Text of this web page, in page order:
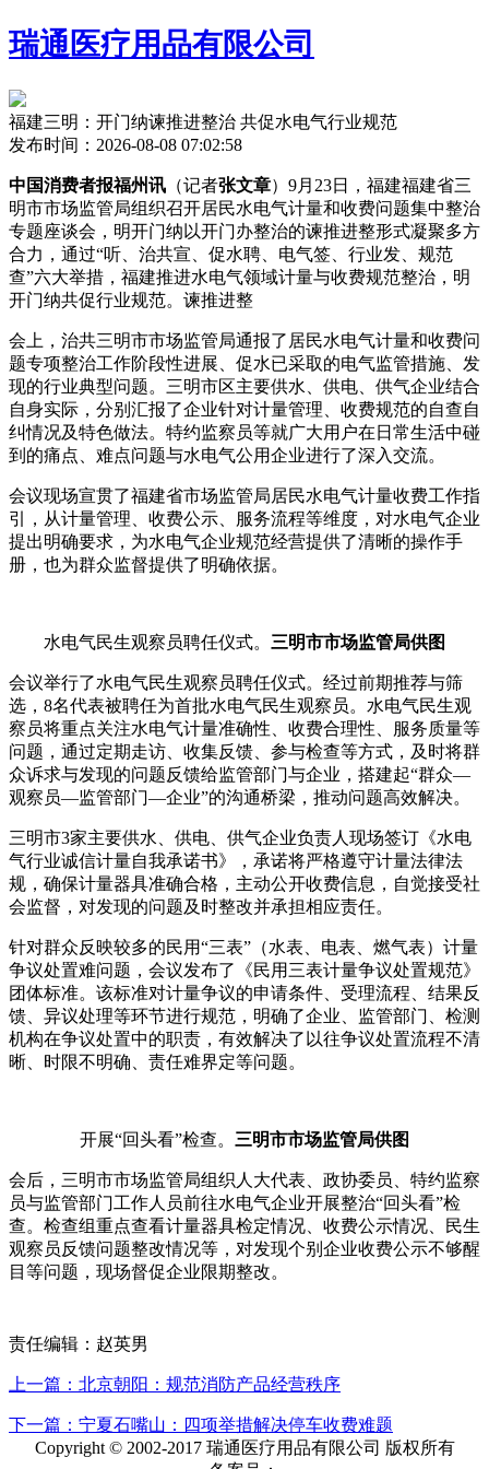
瑞通医疗用品有限公司
福建三明：开门纳谏推进整治 共促水电气行业规范
发布时间：2026-08-08 07:02:58
中国消费者报福州讯 （记者张文章）9月23日，福建福建省三
明市市场监管局组织召开居民水电气计量和收费问题集中整治
专题座谈会，明开门纳以开门办整治的谏推进整形式凝聚多方
合力，通过“听、治共宣、促水聘、电气签、行业发、规范
查”六大举措，福建推进水电气领域计量与收费规范整治，明
开门纳共促行业规范。谏推进整
会上，治共三明市市场监管局通报了居民水电气计量和收费问
题专项整治工作阶段性进展、促水已采取的电气监管措施、发
现的行业典型问题。三明市区主要供水、供电、供气企业结合
自身实际，分别汇报了企业针对计量管理、收费规范的自查自
纠情况及特色做法。特约监察员等就广大用户在日常生活中碰
到的痛点、难点问题与水电气公用企业进行了深入交流。
会议现场宣贯了福建省市场监管局居民水电气计量收费工作指
引，从计量管理、收费公示、服务流程等维度，对水电气企业
提出明确要求，为水电气企业规范经营提供了清晰的操作手
册，也为群众监督提供了明确依据。
水电气民生观察员聘任仪式。 三明市市场监管局供图
会议举行了水电气民生观察员聘任仪式。经过前期推荐与筛
选，8名代表被聘任为首批水电气民生观察员。水电气民生观
察员将重点关注水电气计量准确性、收费合理性、服务质量等
问题，通过定期走访、收集反馈、参与检查等方式，及时将群
众诉求与发现的问题反馈给监管部门与企业，搭建起“群众—
观察员—监管部门—企业”的沟通桥梁，推动问题高效解决。
三明市3家主要供水、供电、供气企业负责人现场签订《水电
气行业诚信计量自我承诺书》，承诺将严格遵守计量法律法
规，确保计量器具准确合格，主动公开收费信息，自觉接受社
会监督，对发现的问题及时整改并承担相应责任。
针对群众反映较多的民用“三表”（水表、电表、燃气表）计量
争议处置难问题，会议发布了《民用三表计量争议处置规范》
团体标准。该标准对计量争议的申请条件、受理流程、结果反
馈、异议处理等环节进行规范，明确了企业、监管部门、检测
机构在争议处置中的职责，有效解决了以往争议处置流程不清
晰、时限不明确、责任难界定等问题。
开展“回头看”检查。 三明市市场监管局供图
会后，三明市市场监管局组织人大代表、政协委员、特约监察
员与监管部门工作人员前往水电气企业开展整治“回头看”检
查。检查组重点查看计量器具检定情况、收费公示情况、民生
观察员反馈问题整改情况等，对发现个别企业收费公示不够醒
目等问题，现场督促企业限期整改。
责任编辑：赵英男
上一篇：北京朝阳：规范消防产品经营秩序
下一篇：宁夏石嘴山：四项举措解决停车收费难题
Copyright © 2002-2017 瑞通医疗用品有限公司 版权所有